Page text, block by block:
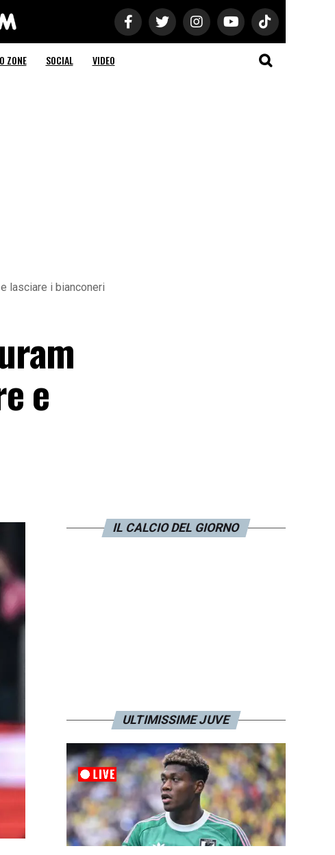
ZONE SOCIAL VIDEO
lasciare i bianconeri
e
IL CALCIO DEL GIORNO
ULTIMISSIME JUVE